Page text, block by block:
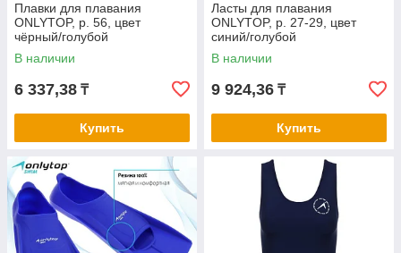
Плавки для плавания
ONLYTOP, р. 56, цвет
чёрный/голубой
В наличии
6 337,38 ₸
Купить
Ласты для плавания
ONLYTOP, р. 27-29, цвет
синий/голубой
В наличии
9 924,36 ₸
Купить